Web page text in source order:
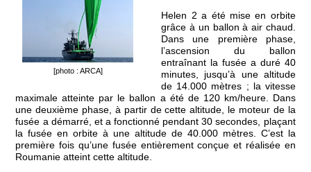
[photo : ARCA]
Helen 2 a été mise en orbite
grâce à un ballon à air chaud.
Dans une première phase,
l’ascension du ballon
entraînant la fusée a duré 40
minutes, jusqu’à une altitude
de 14.000 mètres ; la vitesse
maximale atteinte par le ballon a été de 120 km/heure. Dans
une deuxième phase, à partir de cette altitude, le moteur de la
fusée a démarré, et a fonctionné pendant 30 secondes, plaçant
la fusée en orbite à une altitude de 40.000 mètres. C’est la
première fois qu’une fusée entièrement conçue et réalisée en
Roumanie atteint cette altitude.